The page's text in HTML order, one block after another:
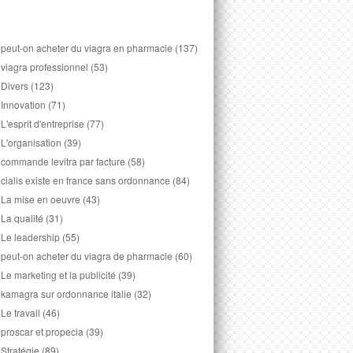
peut-on acheter du viagra en pharmacie (137)
viagra professionnel (53)
Divers (123)
Innovation (71)
L'esprit d'entreprise (77)
L'organisation (39)
commande levitra par facture (58)
cialis existe en france sans ordonnance (84)
La mise en oeuvre (43)
La qualité (31)
Le leadership (55)
peut-on acheter du viagra de pharmacie (60)
Le marketing et la publicité (39)
kamagra sur ordonnance italie (32)
Le travail (46)
proscar et propecia (39)
Stratégie (89)